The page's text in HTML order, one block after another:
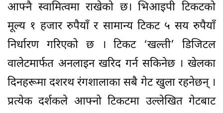
आफ्नै स्वामित्वमा राखेको छ। भिआइपी टिकटको
मूल्य १ हजार रुपैयाँ र सामान्य टिकट ५ सय रुपैयाँ
निर्धारण गरिएको छ । टिकट ‘खल्ती’ डिजिटल
वालेटमार्फत अनलाइन खरिद गर्न सकिनेछ । खेलका
दिनहरूमा दशरथ रंगशालाका सबै गेट खुला रहनेछन् ।
प्रत्येक दर्शकले आफ्नो टिकटमा उल्लेखित गेटबाट